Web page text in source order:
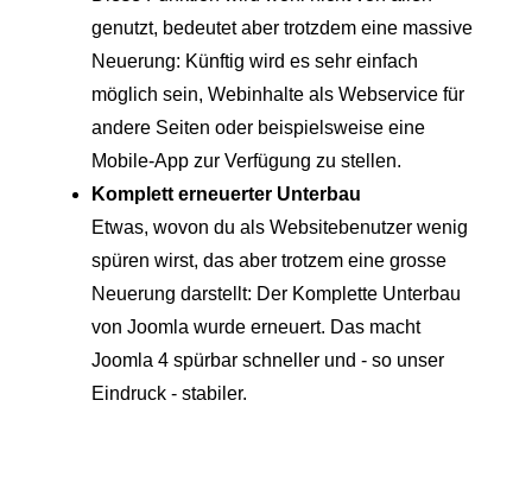
genutzt, bedeutet aber trotzdem eine massive
Neuerung: Künftig wird es sehr einfach
möglich sein, Webinhalte als Webservice für
andere Seiten oder beispielsweise eine
Mobile-App zur Verfügung zu stellen.
Komplett erneuerter Unterbau
Etwas, wovon du als Websitebenutzer wenig
spüren wirst, das aber trotzem eine grosse
Neuerung darstellt: Der Komplette Unterbau
von Joomla wurde erneuert. Das macht
Joomla 4 spürbar schneller und - so unser
Eindruck - stabiler.